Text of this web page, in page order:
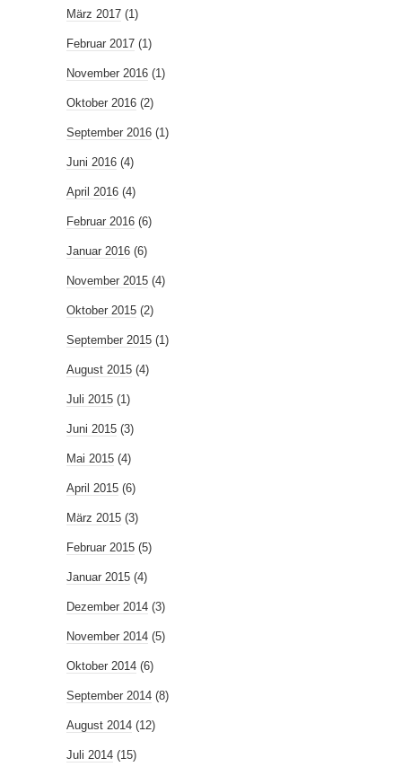
März 2017 (1)
Februar 2017 (1)
November 2016 (1)
Oktober 2016 (2)
September 2016 (1)
Juni 2016 (4)
April 2016 (4)
Februar 2016 (6)
Januar 2016 (6)
November 2015 (4)
Oktober 2015 (2)
September 2015 (1)
August 2015 (4)
Juli 2015 (1)
Juni 2015 (3)
Mai 2015 (4)
April 2015 (6)
März 2015 (3)
Februar 2015 (5)
Januar 2015 (4)
Dezember 2014 (3)
November 2014 (5)
Oktober 2014 (6)
September 2014 (8)
August 2014 (12)
Juli 2014 (15)